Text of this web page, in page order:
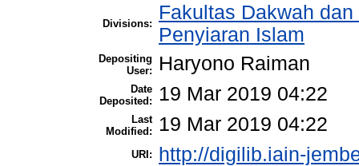
Divisions:
Fakultas Dakwah
Penyiaran Islam
Depositing
User:
Haryono Raiman
Date
Deposited:
19 Mar 2019 04:22
Last
Modified:
19 Mar 2019 04:22
URI: http://digilib.iain-